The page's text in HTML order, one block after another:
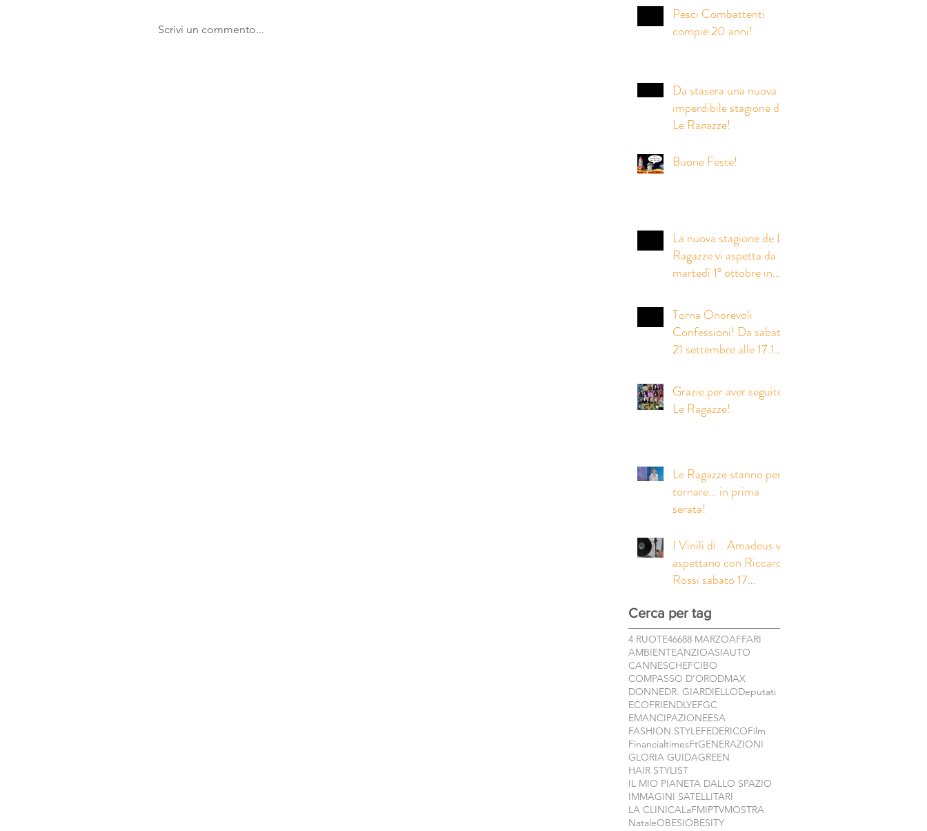
Scrivi un commento...
riprese italiane della
nuova serie crime
prodotta da Eagle Eye
Pesci Combattenti
compie 20 anni!
Da stasera una nuova
imperdibile stagione de
Le Ragazze!
Buone Feste!
La nuova stagione de Le
Ragazze vi aspetta da
martedì 1° ottobre in
Torna Onorevoli
Confessioni! Da sabato
21 settembre alle 17.15
Grazie per aver seguito
Le Ragazze!
Le Ragazze stanno per
tornare... in prima
serata!
I Vinili di... Amadeus vi
aspettano con Riccardo
Rossi sabato 17
serata su Rai1 e
contemporaneamente
su RaiPlay! Presto in
arrivo la serie completa!
Cerca per tag
4 RUOTE46688 MARZOAFFARI
AMBIENTEANZIOASIAUTO
CANNESCHEFCIBO
COMPASSO D’ORODMAX
DONNEDR. GIARDIELLODeputati
ECOFRIENDLYEFGC
EMANCIPAZIONEESA
FASHION STYLEFEDERICOFilm
FinancialtimesFtGENERAZIONI
GLORIA GUIDAGREEN
HAIR STYLIST
IL MIO PIANETA DALLO SPAZIO
IMMAGINI SATELLITARI
LA CLINICALaFMIPTVMOSTRA
NataleOBESIOBESITY